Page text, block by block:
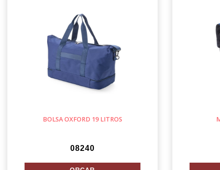
BOLSA OXFORD 19 LITROS
08240